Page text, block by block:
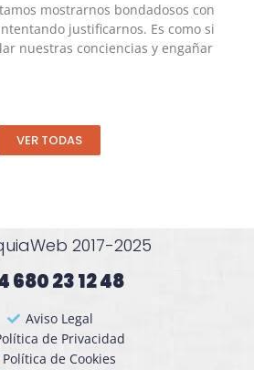
mostrarnos bondadosos con
justificarnos. Es como si
nuestras conciencias y engañar
VER TODAS
2017-2025
680 23 12 48​
Aviso Legal
de Privacidad
Política de Cookies